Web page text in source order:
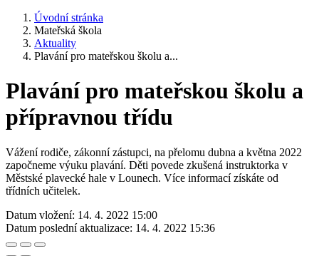
Úvodní stránka
Mateřská škola
Aktuality
Plavání pro mateřskou školu a...
Plavání pro mateřskou školu a
přípravnou třídu
Vážení rodiče, zákonní zástupci, na přelomu dubna a května 2022
započneme výuku plavání. Děti povede zkušená instruktorka v
Městské plavecké hale v Lounech. Více informací získáte od
třídních učitelek.
Datum vložení: 14. 4. 2022 15:00
Datum poslední aktualizace: 14. 4. 2022 15:36